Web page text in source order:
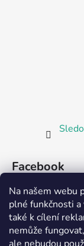
Na našem webu
plné funkčnosti
také k cílení
nemůže
Facebook